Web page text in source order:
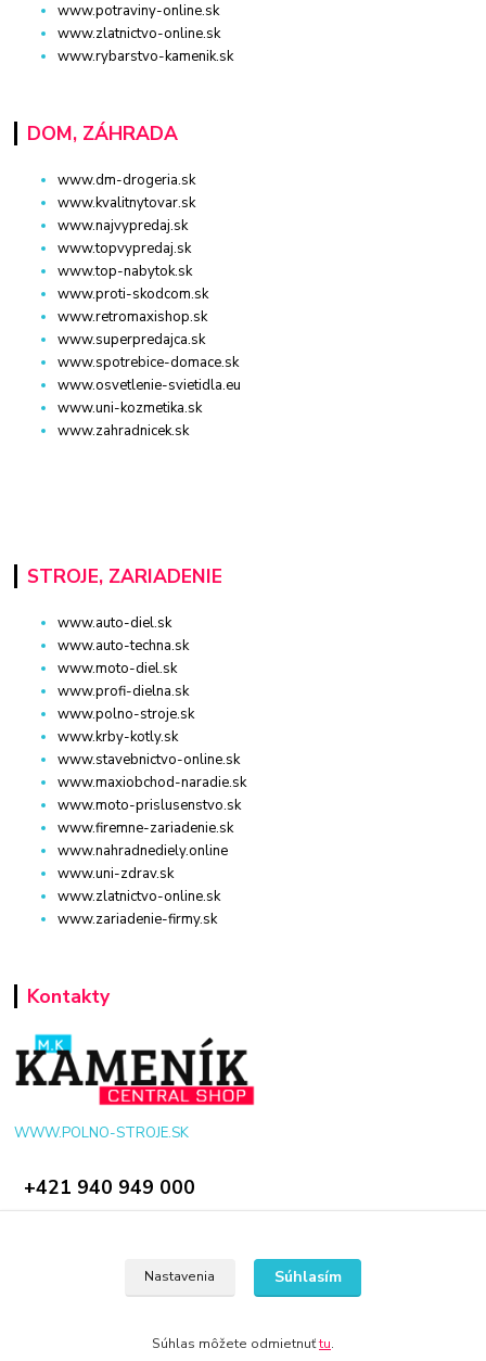
www.potraviny-online.sk
www.zlatnictvo-online.sk
www.rybarstvo-kamenik.sk
DOM, ZÁHRADA
www.dm-drogeria.sk
www.kvalitnytovar.sk
www.najvypredaj.sk
www.topvypredaj.sk
www.top-nabytok.sk
www.proti-skodcom.sk
www.retromaxishop.sk
www.superpredajca.sk
www.spotrebice-domace.sk
www.osvetlenie-svietidla.eu
www.uni-kozmetika.sk
www.zahradnicek.sk
STROJE, ZARIADENIE
www.auto-diel.sk
www.auto-techna.sk
www.moto-diel.sk
www.profi-dielna.sk
www.polno-stroje.sk
www.krby-kotly.sk
www.stavebnictvo-online.sk
www.maxiobchod-naradie.sk
www.moto-prislusenstvo.sk
www.firemne-zariadenie.sk
www.nahradnediely.online
www.uni-zdrav.sk
www.zlatnictvo-online.sk
www.zariadenie-firmy.sk
Kontakty
WWW.POLNO-STROJE.SK
+421 940 949 000
Nastavenia Súhlasím
Súhlas môžete odmietnuťtu.